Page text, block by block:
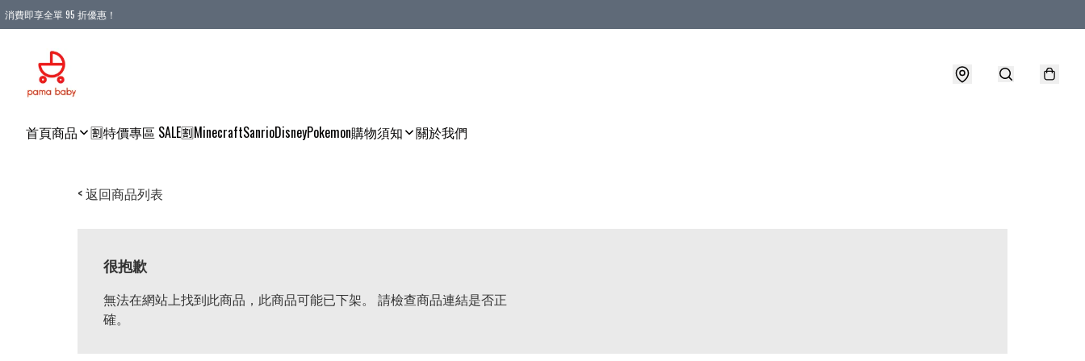
消費即享全單 95 折優惠！
首頁商品 🈹特價專區 SALE🈹MinecraftSanrioDisneyPokemon購物須知 關於我們
< 返回商品列表
很抱歉
無法在網站上找到此商品，此商品可能已下架。 請檢查商品連結是否正
確。